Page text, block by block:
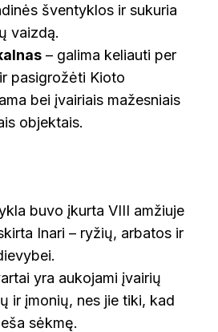
šventyklos ir sukuria
vaizdą.
– galima keliauti per
pasigrožėti Kioto
bei įvairiais mažesniais
objektais.
buvo įkurta VIII amžiuje
Inari – ryžių, arbatos ir
yra aukojami įvairių
ir įmonių, nes jie tiki, kad
sėkmę.